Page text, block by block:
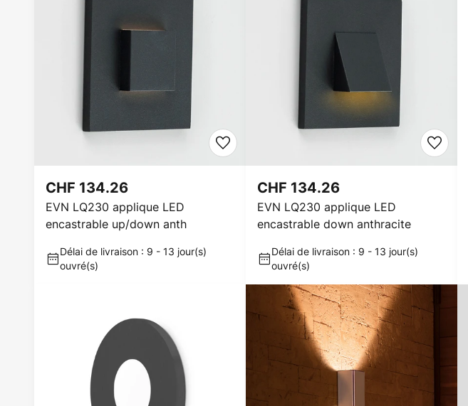
EVN LQ230 applique LED
encastrable up/down anth
CHF 134.26
Délai de livraison : 9 - 13 jour(s)
ouvré(s)
EVN LQ230 applique LED
encastrable down anthracite
CHF 134.26
Délai de livraison : 9 - 13 jour(s)
ouvré(s)